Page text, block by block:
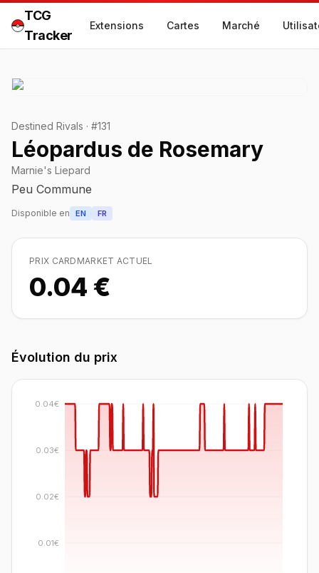
TCG
Tracker
Extensions Cartes Marché
Destined Rivals · #131
Léopardus de Rosemary
Marnie's Liepard
Peu Commune
Disponible en EN FR
PRIX CARDMARKET ACTUEL
0.04 €
Évolution du prix
0.01€
0.02€
0.03€
0.04€